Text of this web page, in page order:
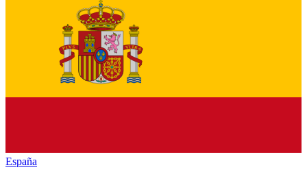
España